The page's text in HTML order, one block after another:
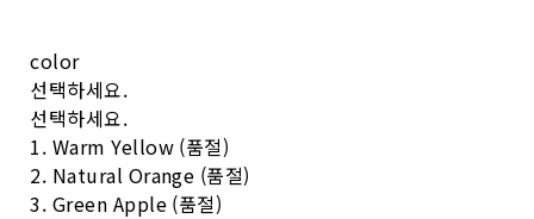
color
선택하세요.
선택하세요.
1. Warm Yellow (품절)
2. Natural Orange (품절)
3. Green Apple (품절)